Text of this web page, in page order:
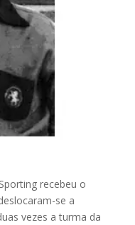
recebeu o
se a
vezes a turma da